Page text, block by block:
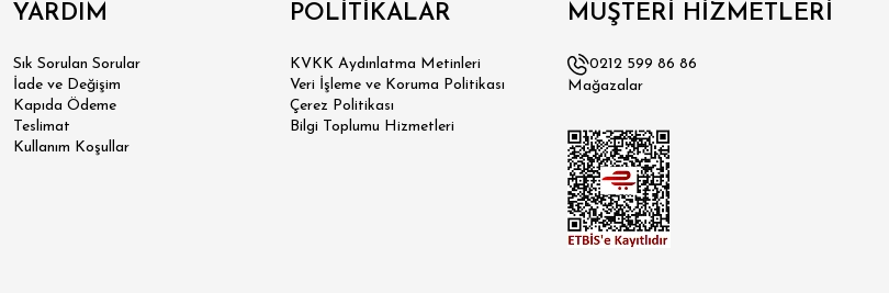
YARDIM
Sık Sorulan Sorular
İade ve Değişim
Kapıda Ödeme
Teslimat
Kullanım Koşullar
POLİTİKALAR
KVKK Aydınlatma Metinleri
Veri İşleme ve Koruma Politikası
Çerez Politikası
Bilgi Toplumu Hizmetleri
MÜŞTERİ HİZMETLERİ
0212 599 86 86
Mağazalar